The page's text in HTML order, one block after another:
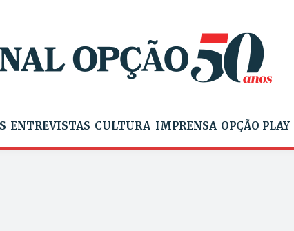
ENTREVISTAS CULTURA IMPRENSA OPÇÃO PLAY